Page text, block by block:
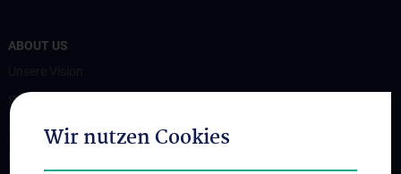
ABOUT US
Spenden. Forschen. Heilen.
Organigramm
Wir nutzen Cookies